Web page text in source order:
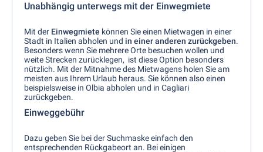
Unabhängig unterwegs mit der Einwegmiete
Mit der Einwegmiete können Sie einen Mietwagen in einer
Stadt in Italien abholen und in einer anderen zurückgeben.
Besonders wenn Sie mehrere Orte besuchen wollen und
weite Strecken zurücklegen, ist diese Option besonders
nützlich. Mit der Mitnahme des Mietwagens holen Sie am
meisten aus Ihrem Urlaub heraus. Sie können also einen
beispielsweise in Olbia abholen und in Cagliari
zurückgeben.
Einweggebühr
Dazu geben Sie bei der Suchmaske einfach den
entsprechenden Rückgabeort an. Bei einigen